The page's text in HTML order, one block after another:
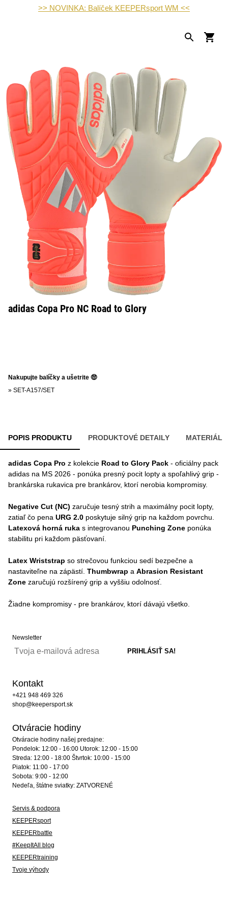
>> NOVINKA: Balíček KEEPERsport WM <<
adidas Copa Pro NC Road to Glory
Nakupujte balíčky a ušetrite 🤑
» SET-A157/SET
POPIS PRODUKTU PRODUKTOVÉ DETAILY MATERIÁL
adidas Copa Pro z kolekcie Road to Glory Pack - oficiálny pack
adidas na MS 2026 - ponúka presný pocit lopty a spoľahlivý grip -
brankárska rukavica pre brankárov, ktorí nerobia kompromisy.
Negative Cut (NC) zaručuje tesný strih a maximálny pocit lopty,
zatiaľ čo pena URG 2.0 poskytuje silný grip na každom povrchu.
Latexová horná ruka s integrovanou Punching Zone ponúka
stabilitu pri každom päsťovaní.
Latex Wriststrap so strečovou funkciou sedí bezpečne a
nastaviteľne na zápästí. Thumbwrap a Abrasion Resistant
Zone zaručujú rozšírený grip a vyššiu odolnosť.
Žiadne kompromisy - pre brankárov, ktorí dávajú všetko.
Newsletter
Kontakt
+421 948 469 326
shop@keepersport.sk
Otváracie hodiny
Otváracie hodiny našej predajne:
Pondelok: 12:00 - 16:00 Utorok: 12:00 - 15:00
Streda: 12:00 - 18:00 Štvrtok: 10:00 - 15:00
Piatok: 11:00 - 17:00
Sobota: 9:00 - 12:00
Nedeľa, štátne sviatky: ZATVORENÉ
Servis & podpora
KEEPERsport
KEEPERbattle
#KeepItAll blog
KEEPERtraining
Tvoje výhody